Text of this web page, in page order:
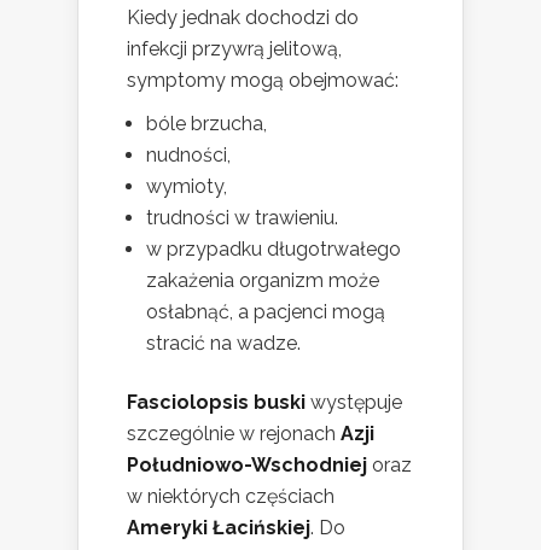
Kiedy jednak dochodzi do
infekcji przywrą jelitową,
symptomy mogą obejmować:
bóle brzucha,
nudności,
wymioty,
trudności w trawieniu.
w przypadku długotrwałego
zakażenia organizm może
osłabnąć, a pacjenci mogą
stracić na wadze.
Fasciolopsis buski występuje
szczególnie w rejonach Azji
Południowo-Wschodniej oraz
w niektórych częściach
Ameryki Łacińskiej. Do